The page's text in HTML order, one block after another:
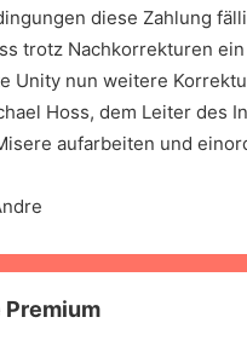
diese Zahlung
trotz Nachkorrekturen
Unity nun weitere
Hoss, dem Leiter des
aufarbeiten und
Premium